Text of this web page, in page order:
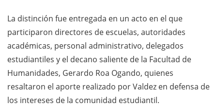
La distinción fue entregada en un acto en el que
participaron directores de escuelas, autoridades
académicas, personal administrativo, delegados
estudiantiles y el decano saliente de la Facultad de
Humanidades, Gerardo Roa Ogando, quienes
resaltaron el aporte realizado por Valdez en defensa de
los intereses de la comunidad estudiantil.